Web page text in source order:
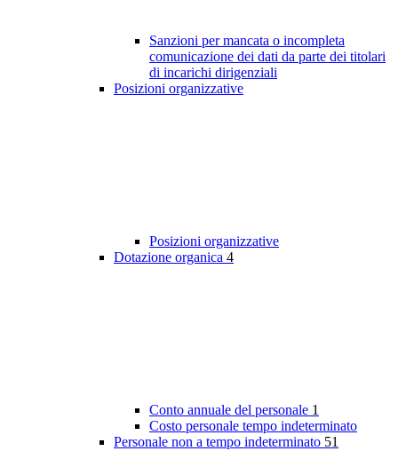
Sanzioni per mancata o incompleta
comunicazione dei dati da parte dei titolari
di incarichi dirigenziali
Posizioni organizzative
Posizioni organizzative
Dotazione organica 4
Conto annuale del personale 1
Costo personale tempo indeterminato
Personale non a tempo indeterminato 51